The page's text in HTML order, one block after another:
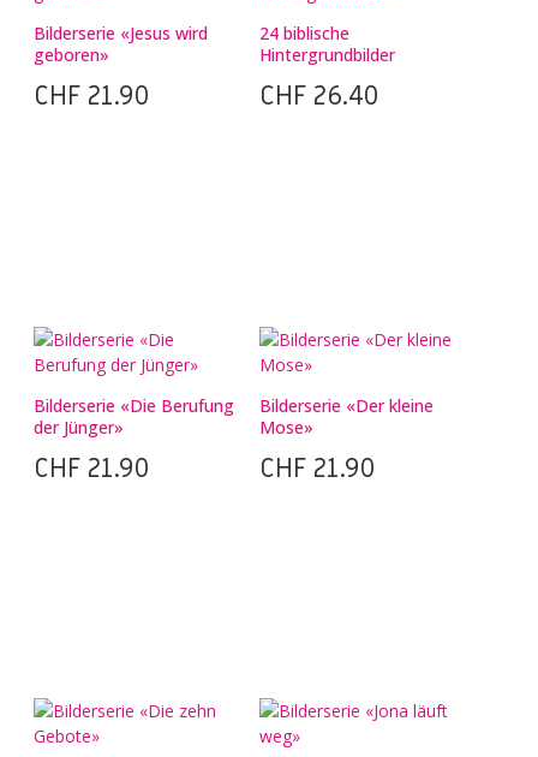
Bilderserie «Jesus wird
geboren»
CHF 21.90
24 biblische
Hintergrundbilder
CHF 26.40
Bilderserie «Die Berufung
der Jünger»
CHF 21.90
Bilderserie «Der kleine
Mose»
CHF 21.90